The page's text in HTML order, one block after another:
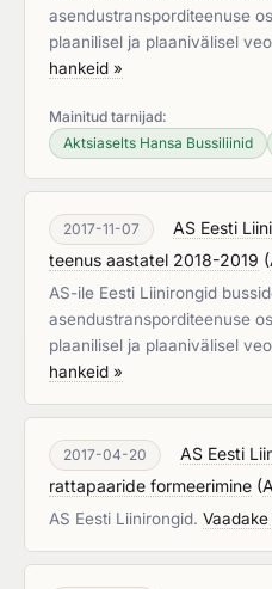
asendustransporditeenuse
plaanilisel ja plaanivälisel
hankeid »
Mainitud tarnijad:
Aktsiaselts Hansa Bussiliinid
2017-11-07
AS Eesti
teenus aastatel 2018-2019 (
AS-ile Eesti Liinirongid
asendustransporditeenuse
plaanilisel ja plaanivälisel
hankeid »
2017-04-20
AS Eesti
rattapaaride formeerimine (
AS Eesti Liinirongid.